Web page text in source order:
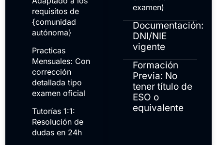
requisitos de
{comunidad
autónoma}
Practicas
Mensuales: Con
corrección
detallada tipo
examen oficial
Tutorías 1:1:
Resolución de
dudas en 24h
examen)
Documentación:
DNI/NIE
vigente
Formación
Previa: No
tener título de
ESO o
equivalente